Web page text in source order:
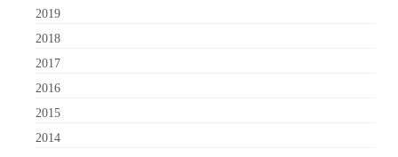
2019
2018
2017
2016
2015
2014